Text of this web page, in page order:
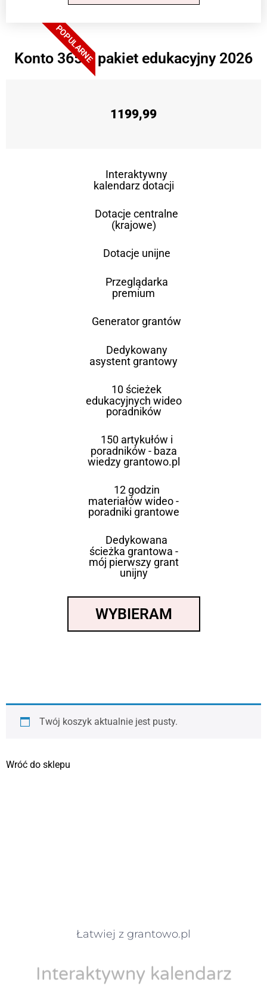
POPULARNE
Konto 365 + pakiet edukacyjny 2026
1199,99
Interaktywny
kalendarz dotacji
Dotacje centralne
(krajowe)
Dotacje unijne
Przeglądarka
premium
Generator grantów
Dedykowany
asystent grantowy
10 ścieżek
edukacyjnych wideo
poradników
150 artykułów i
poradników - baza
wiedzy grantowo.pl
12 godzin
materiałów wideo -
poradniki grantowe
Dedykowana
ścieżka grantowa -
mój pierwszy grant
unijny
WYBIERAM
Twój koszyk aktualnie jest pusty.
Wróć do sklepu
Łatwiej z grantowo.pl
Interaktywny kalendarz